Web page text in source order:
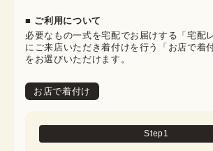
■ ご利用について
必要なもの一式を宅配でお届けする「宅配
にご来店いただき着付けを行う「お店で着
をお選びいただけます。
お店で着付け
Step1